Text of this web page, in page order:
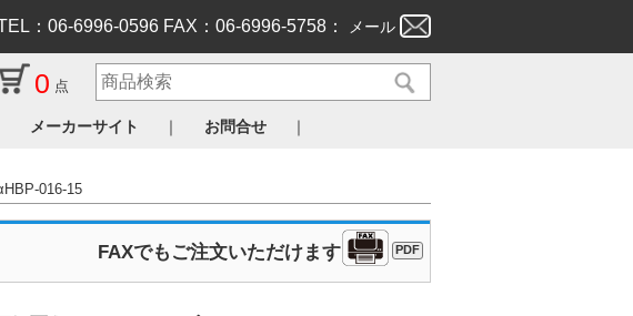
：06-6996-0596 FAX：06-6996-5758： メール
メーカーサイト ｜ お問合せ ｜
0 点
016-15
FAXでもご注文いただけます PDF